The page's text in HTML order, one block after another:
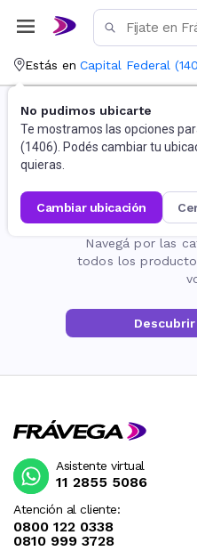
Estás en Capital Federal (
No pudimos ubicarte
Te mostramos las opciones
(1406). Podés cambiar tu
quieras.
cambiar ubicación
La
Navegá por las
todos los
Atención al cliente:
0800 122 0338
0810 999 3728
Asistente virtual
11 2855 5086